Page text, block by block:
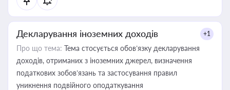
Декларування іноземних доходів +1
Про що тема: Тема стосується обов’язку декларування
доходів, отриманих з іноземних джерел, визначення
податкових зобов’язань та застосування правил
уникнення подвійного оподаткування